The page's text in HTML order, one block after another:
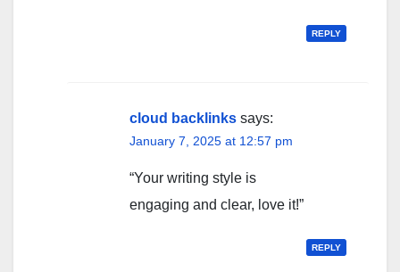
REPLY
cloud backlinks says:
January 7, 2025 at 12:57 pm
“Your writing style is
engaging and clear, love it!”
REPLY